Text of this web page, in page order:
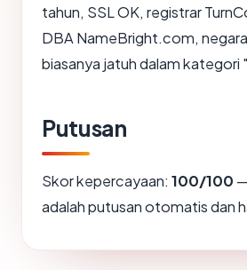
tahun, SSL OK, registrar
DBA NameBright.com,
biasanya jatuh dalam kategori
Putusan
Skor kepercayaan: 100/100 —
adalah putusan otomatis dan